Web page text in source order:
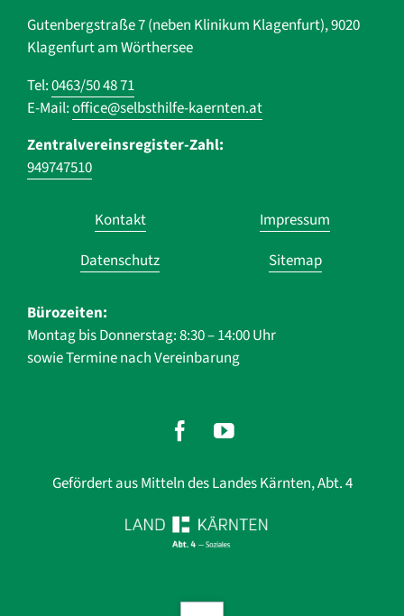
Gutenbergstraße 7 (neben Klinikum Klagenfurt), 9020
Klagenfurt am Wörthersee
Tel:0463/50 48 71
E-Mail:office@selbsthilfe-kaernten.at
Zentralvereinsregister-Zahl:
949747510
Navigation
überspringen
Kontakt
Impressum
Datenschutz
Sitemap
Bürozeiten:
Montag bis Donnerstag: 8:30 – 14:00 Uhr
sowie Termine nach Vereinbarung
Gefördert aus Mitteln des Landes Kärnten, Abt. 4